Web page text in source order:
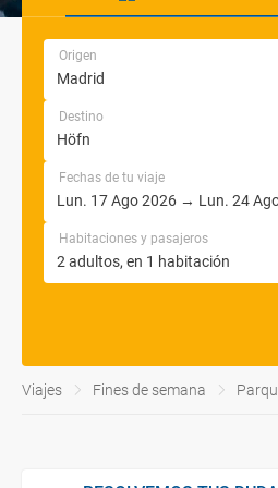
Origen
Destino
Fechas de tu viaje
Habitaciones y pasajeros
Viajes Fines de semana